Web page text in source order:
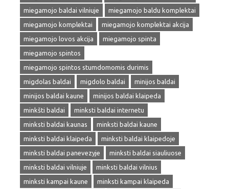
miegamojo baldai vilniuje
miegamojo baldu komplektai
miegamojo komplektai
miegamojo komplektai akcija
miegamojo lovos akcija
miegamojo spinta
miegamojo spintos
miegamojo spintos stumdomomis durimis
migdolas baldai
migdolo baldai
minijos baldai
minijos baldai kaune
minijos baldai klaipeda
minkšti baldai
minksti baldai internetu
minksti baldai kaunas
minksti baldai kaune
minksti baldai klaipeda
minksti baldai klaipedoje
minksti baldai panevezyje
minksti baldai siauliuose
minksti baldai vilniuje
minksti baldai vilnius
minksti kampai kaune
minksti kampai klaipeda